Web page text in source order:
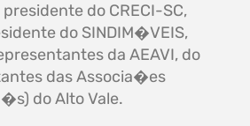
do CRECI-SC,
do SINDIM�VEIS,
da AEAVI, do
das Associa�es
do Alto Vale.